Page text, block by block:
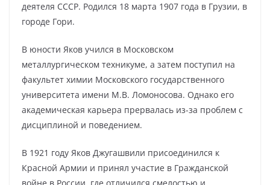
деятеля СССР. Родился 18 марта 1907 года в Грузии, в
городе Гори.
В юности Яков учился в Московском
металлургическом техникуме, а затем поступил на
факультет химии Московского государственного
университета имени М.В. Ломоносова. Однако его
академическая карьера прервалась из-за проблем с
дисциплиной и поведением.
В 1921 году Яков Джугашвили присоединился к
Красной Армии и принял участие в Гражданской